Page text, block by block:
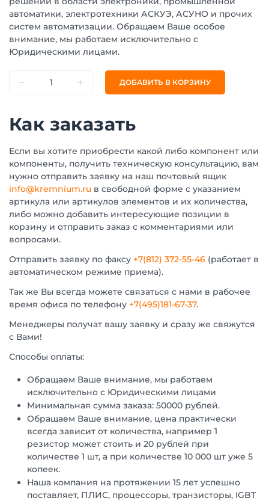
автоматики, электротехники АСКУЭ, АСУНО и прочих
систем автоматизации. Обращаем Ваше особое
внимание, мы работаем исключительно с
Юридическими лицами.
ДОБАВИТЬ В КОРЗИНУ
Как заказать
Если вы хотите приобрести какой либо компонент или
компоненты, получить техническую консультацию, вам
нужно отправить заявку на наш почтовый ящик
info@kremnium.ru в свободной форме с указанием
артикула или артикулов элементов и их количества,
либо можно добавить интересующие позиции в
корзину и отправить заказ с комментариями или
вопросами.
Отправить заявку по факсу +7(812) 372-55-46 (работает в
автоматическом режиме приема).
Так же Вы всегда можете связаться с нами в рабочее
время офиса по телефону +7(495)181-67-37.
Менеджеры получат вашу заявку и сразу же свяжутся
с Вами!
Способы оплаты:
Обращаем Ваше внимание, мы работаем
исключительно с Юридическими лицами
Минимальная сумма заказа: 50000 рублей.
Обращаем Ваше внимание, цена практически
всегда зависит от количества, например 1
резистор может стоить и 20 рублей при
количестве 1 шт, а при количестве 10 000 шт уже 5
копеек.
Наша компания на протяжении 15 лет успешно
поставляет, ПЛИС, процессоры, транзисторы, IGBT